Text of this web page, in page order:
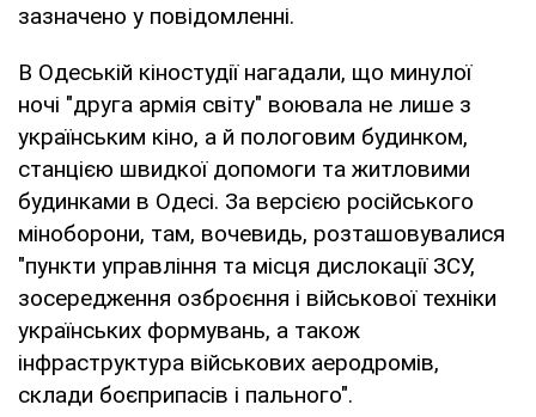
зазначено у повідомленні.
В Одеській кіностудії нагадали, що минулої
ночі "друга армія світу" воювала не лише з
українським кіно, а й пологовим будинком,
станцією швидкої допомоги та житловими
будинками в Одесі. За версією російського
міноборони, там, вочевидь, розташовувалися
"пункти управління та місця дислокації ЗСУ,
зосередження озброєння і військової техніки
українських формувань, а також
інфраструктура військових аеродромів,
склади боєприпасів і пального".